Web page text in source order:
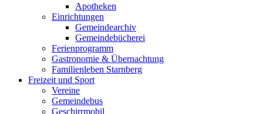
Apotheken
Einrichtungen
Gemeindearchiv
Gemeindebücherei
Ferienprogramm
Gastronomie & Übernachtung
Familienleben Starnberg
Freizeit und Sport
Vereine
Gemeindebus
Geschirrmobil